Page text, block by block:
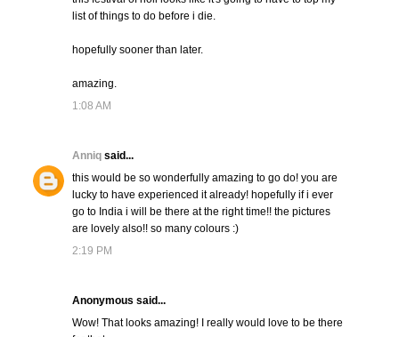
list of things to do before i die.
hopefully sooner than later.
amazing.
1:08 AM
Anniq said...
this would be so wonderfully amazing to go do! you are
lucky to have experienced it already! hopefully if i ever
go to India i will be there at the right time!! the pictures
are lovely also!! so many colours :)
2:19 PM
Anonymous said...
Wow! That looks amazing! I really would love to be there